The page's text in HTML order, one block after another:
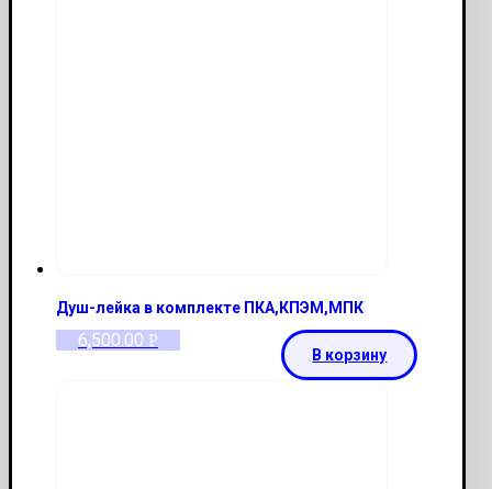
Душ-лейка в комплекте ПКА,КПЭМ,МПК
6,500.00 Р
В корзину